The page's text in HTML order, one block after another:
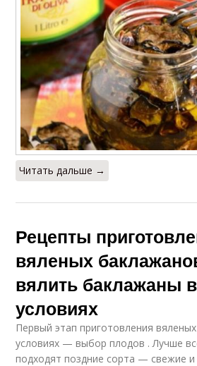
Читать дальше →
Рецепты
вяленых
вялить баклажаны
условиях
Первый этап приготовления
условиях — выбор плодов . Лучше
подходят поздние сорта — свежие